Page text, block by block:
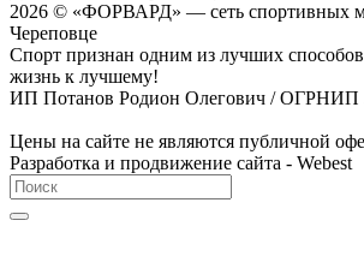
2026 © «ФОРВАРД» — сеть спортивных
Череповце
Спорт признан одним из лучших
жизнь к лучшему!
ИП Потанов Родион Олегович / ОГРНИП
Цены на сайте не являются публичной
Разработка и продвижение сайта - Webest